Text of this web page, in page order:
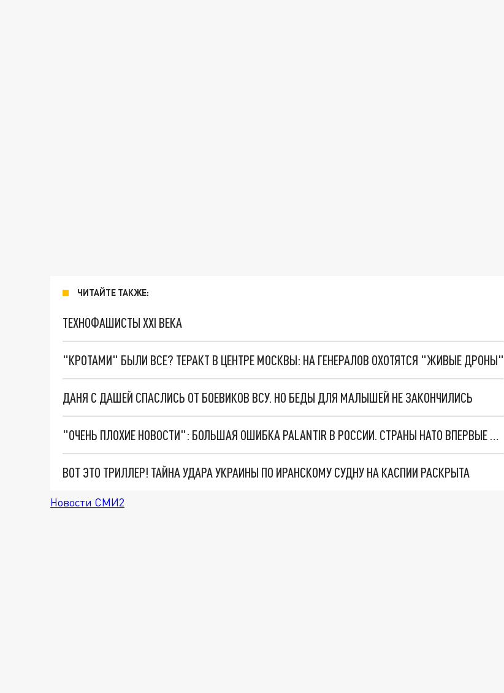
ЧИТАЙТЕ ТАКЖЕ:
ТЕХНОФАШИСТЫ XXI ВЕКА
"КРОТАМИ" БЫЛИ ВСЕ? ТЕРАКТ В ЦЕНТРЕ МОСКВЫ: НА ГЕНЕРАЛОВ ОХОТЯТСЯ "ЖИВЫЕ ДРОНЫ"
ДАНЯ С ДАШЕЙ СПАСЛИСЬ ОТ БОЕВИКОВ ВСУ. НО БЕДЫ ДЛЯ МАЛЫШЕЙ НЕ ЗАКОНЧИЛИСЬ
"ОЧЕНЬ ПЛОХИЕ НОВОСТИ": БОЛЬШАЯ ОШИБКА PALANTIR В РОССИИ. СТРАНЫ НАТО ВПЕРВЫЕ ЗА СВО ОСТАНОВИЛИ ПОСТАВКИ ОРУЖИЯ. ВСУ ТЕРЯЮТ ПРИГРАНИЧЬЕ?
ВОТ ЭТО ТРИЛЛЕР! ТАЙНА УДАРА УКРАИНЫ ПО ИРАНСКОМУ СУДНУ НА КАСПИИ РАСКРЫТА
Новости СМИ2